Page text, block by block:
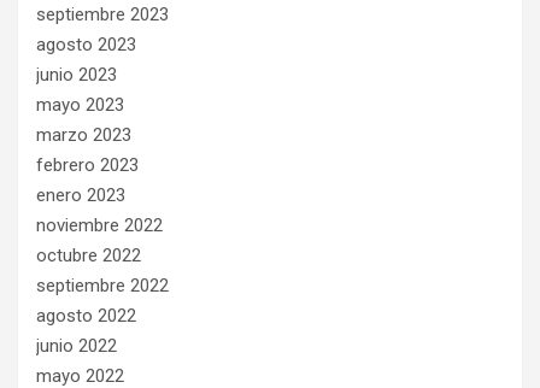
septiembre 2023
agosto 2023
junio 2023
mayo 2023
marzo 2023
febrero 2023
enero 2023
noviembre 2022
octubre 2022
septiembre 2022
agosto 2022
junio 2022
mayo 2022